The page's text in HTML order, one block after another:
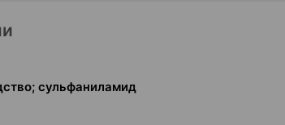
сульфаниламид